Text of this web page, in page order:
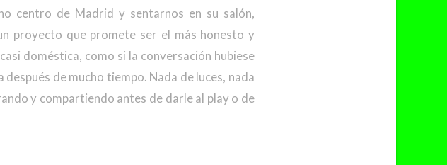
centro de Madrid y sentarnos en su salón,
proyecto que promete ser el más honesto y
doméstica, como si la conversación hubiese
de mucho tiempo. Nada de luces, nada
y compartiendo antes de darle al play o de